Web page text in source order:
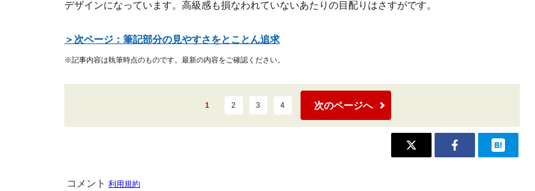
デザインになっています。高級感も損なわれていないあたりの目配りはさすがです。
＞次ページ：筆記部分の見やすさをとことん追求
※記事内容は執筆時点のものです。最新の内容をご確認ください。
1 2 3 4 次のページへ